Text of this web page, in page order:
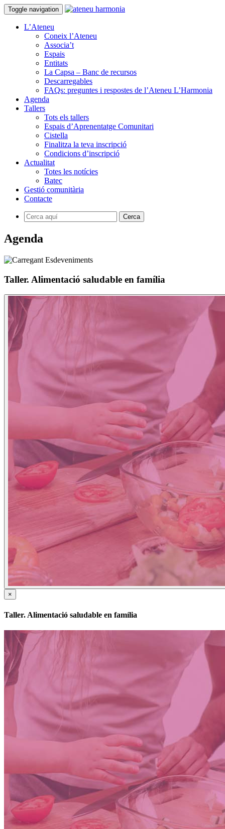
Toggle navigation
L’Ateneu
Coneix l’Ateneu
Associa’t
Espais
Entitats
La Capsa – Banc de recursos
Descarregables
FAQs: preguntes i respostes de l’Ateneu L’Harmonia
Agenda
Tallers
Tots els tallers
Espais d’Aprenentatge Comunitari
Cistella
Finalitza la teva inscripció
Condicions d’inscripció
Actualitat
Totes les notícies
Batec
Gestió comunitària
Contacte
Agenda
Taller. Alimentació saludable en família
×
Taller. Alimentació saludable en família